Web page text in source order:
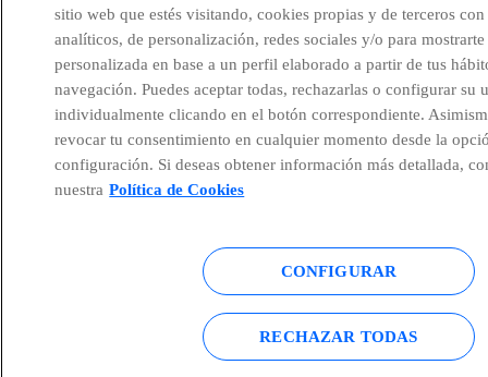
sitio web que estés visitando, cookies propias y de terceros
analíticos, de personalización, redes sociales y/o para
personalizada en base a un perfil elaborado a partir de tus
navegación. Puedes aceptar todas, rechazarlas o configurar su
individualmente clicando en el botón correspondiente.
revocar tu consentimiento en cualquier momento desde la
configuración. Si deseas obtener información más detallada,
nuestra Política de Cookies
CONFIGURAR
RECHAZAR TODAS